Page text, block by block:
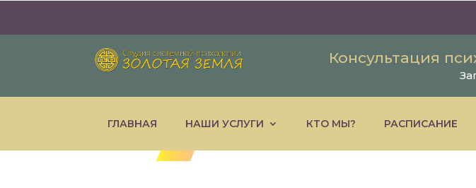
Консультация
ГЛАВНАЯ НАШИ УСЛУГИ КТО МЫ? РАСПИСАНИЕ